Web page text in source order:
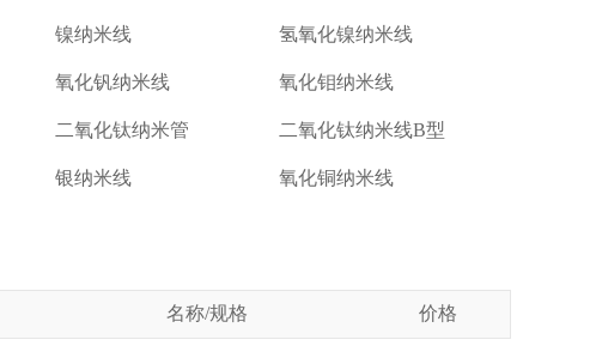
镍纳米线 氢氧化镍纳米线
氧化钒纳米线 氧化钼纳米线
二氧化钛纳米管 二氧化钛纳米线B型
银纳米线 氧化铜纳米线
名称/规格 价格